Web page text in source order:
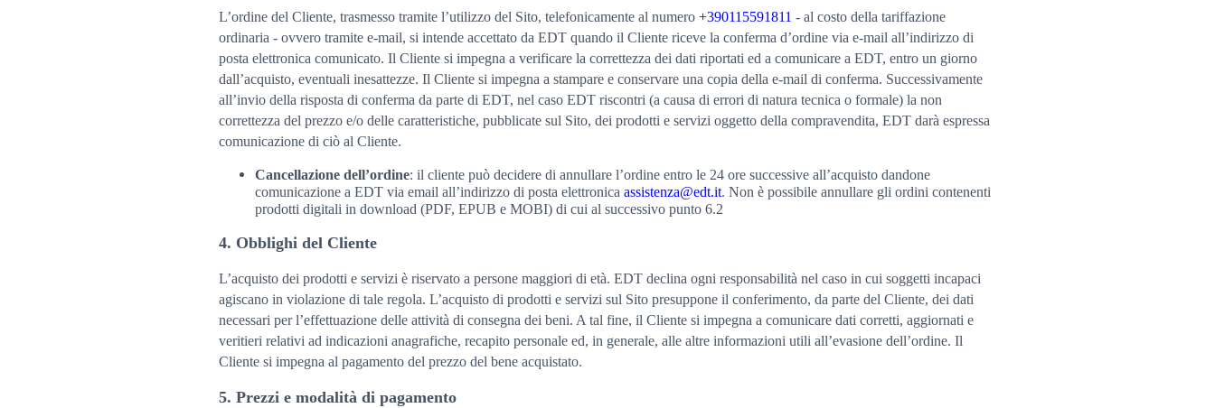
L’ordine del Cliente, trasmesso tramite l’utilizzo del Sito, telefonicamente al numero +390115591811 - al costo della tariffazione
ordinaria - ovvero tramite e-mail, si intende accettato da EDT quando il Cliente riceve la conferma d’ordine via e-mail all’indirizzo di
posta elettronica comunicato. Il Cliente si impegna a verificare la correttezza dei dati riportati ed a comunicare a EDT, entro un giorno
dall’acquisto, eventuali inesattezze. Il Cliente si impegna a stampare e conservare una copia della e-mail di conferma. Successivamente
all’invio della risposta di conferma da parte di EDT, nel caso EDT riscontri (a causa di errori di natura tecnica o formale) la non
correttezza del prezzo e/o delle caratteristiche, pubblicate sul Sito, dei prodotti e servizi oggetto della compravendita, EDT darà espressa
comunicazione di ciò al Cliente.
Cancellazione dell’ordine: il cliente può decidere di annullare l’ordine entro le 24 ore successive all’acquisto dandone
comunicazione a EDT via email all’indirizzo di posta elettronica assistenza@edt.it. Non è possibile annullare gli ordini contenenti
prodotti digitali in download (PDF, EPUB e MOBI) di cui al successivo punto 6.2
4. Obblighi del Cliente
L’acquisto dei prodotti e servizi è riservato a persone maggiori di età. EDT declina ogni responsabilità nel caso in cui soggetti incapaci
agiscano in violazione di tale regola. L’acquisto di prodotti e servizi sul Sito presuppone il conferimento, da parte del Cliente, dei dati
necessari per l’effettuazione delle attività di consegna dei beni. A tal fine, il Cliente si impegna a comunicare dati corretti, aggiornati e
veritieri relativi ad indicazioni anagrafiche, recapito personale ed, in generale, alle altre informazioni utili all’evasione dell’ordine. Il
Cliente si impegna al pagamento del prezzo del bene acquistato.
5. Prezzi e modalità di pagamento